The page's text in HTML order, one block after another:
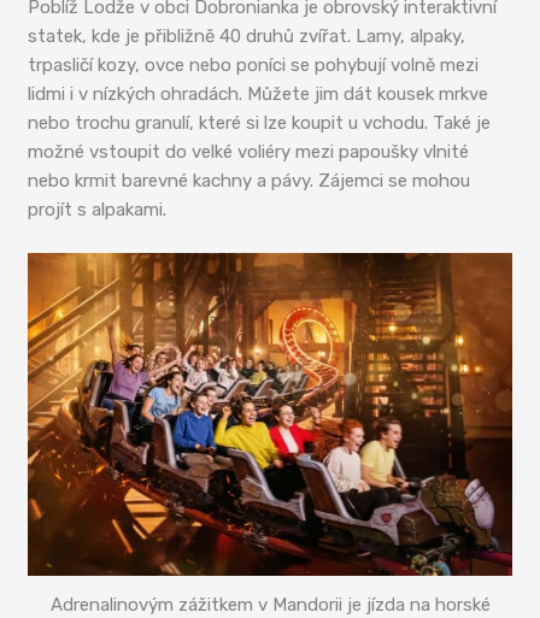
Poblíž Lodže v obci Dobronianka je obrovský interaktivní
statek, kde je přibližně 40 druhů zvířat. Lamy, alpaky,
trpasličí kozy, ovce nebo poníci se pohybují volně mezi
lidmi i v nízkých ohradách. Můžete jim dát kousek mrkve
nebo trochu granulí, které si lze koupit u vchodu. Také je
možné vstoupit do velké voliéry mezi papoušky vlnité
nebo krmit barevné kachny a pávy. Zájemci se mohou
projít s alpakami.
Adrenalinovým zážitkem v Mandorii je jízda na horské